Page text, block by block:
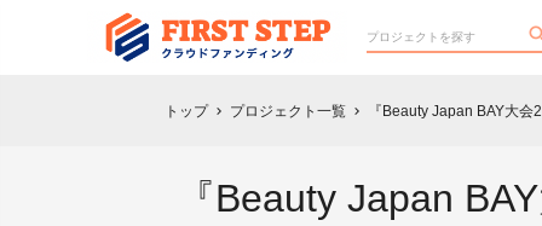
トップ chevron_right プロジェクト一覧 chevron_right 『Beauty Japan BAY大
『Beauty Japan